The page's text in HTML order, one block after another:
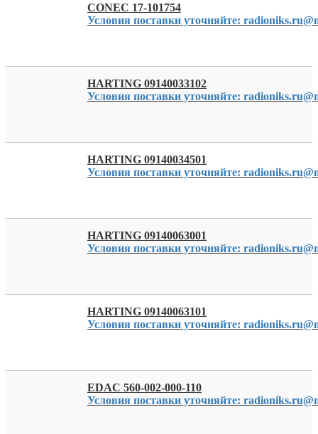
CONEC 17-101754
Условия поставки уточняйте:
HARTING 09140033102
Условия поставки уточняйте:
HARTING 09140034501
Условия поставки уточняйте:
HARTING 09140063001
Условия поставки уточняйте:
HARTING 09140063101
Условия поставки уточняйте:
EDAC 560-002-000-110
Условия поставки уточняйте: